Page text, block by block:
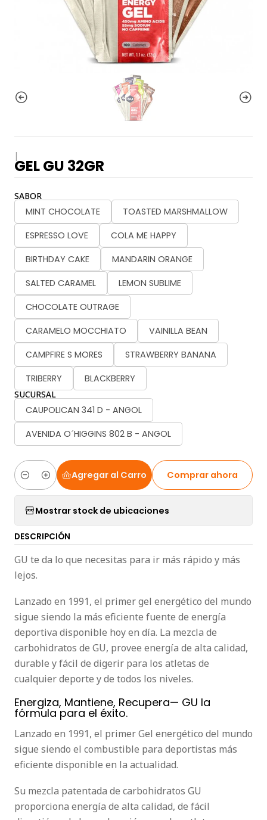
|
GEL GU 32GR
SABOR
MINT CHOCOLATE
TOASTED MARSHMALLOW
ESPRESSO LOVE
COLA ME HAPPY
BIRTHDAY CAKE
MANDARIN ORANGE
SALTED CARAMEL
LEMON SUBLIME
CHOCOLATE OUTRAGE
CARAMELO MOCCHIATO
VAINILLA BEAN
CAMPFIRE S MORES
STRAWBERRY BANANA
TRIBERRY
BLACKBERRY
SUCURSAL
CAUPOLICAN 341 D - ANGOL
AVENIDA O´HIGGINS 802 B - ANGOL
Cantidad
Agregar al Carro Comprar ahora
Mostrar stock de ubicaciones
DESCRIPCIÓN
GU te da lo que necesitas para ir más rápido y más
lejos.
Lanzado en 1991, el primer gel energético del mundo
sigue siendo la más eficiente fuente de energía
deportiva disponible hoy en día. La mezcla de
carbohidratos de GU, provee energía de alta calidad,
durable y fácil de digerir para los atletas de
cualquier deporte y de todos los niveles.
Energiza, Mantiene, Recupera— GU la
fórmula para el éxito.
Lanzado en 1991, el primer Gel energético del mundo
sigue siendo el combustible para deportistas más
eficiente disponible en la actualidad.
Su mezcla patentada de carbohidratos GU
proporciona energía de alta calidad, de fácil